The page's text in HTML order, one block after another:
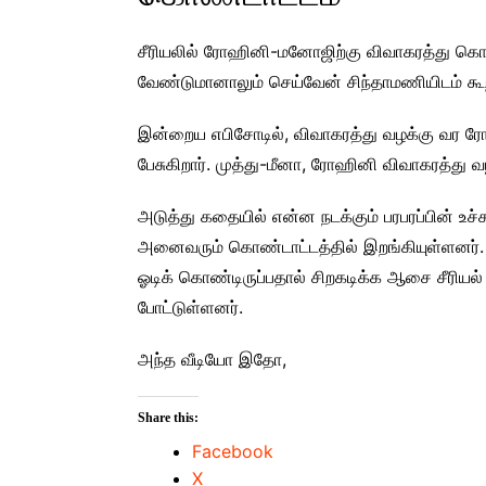
சீரியலில் ரோஹினி-மனோஜிற்கு விவாகரத்து
வேண்டுமானாலும் செய்வேன் சிந்தாமணியிடம்
இன்றைய எபிசோடில், விவாகரத்து வழக்கு வர
பேசுகிறார். முத்து-மீனா, ரோஹினி விவாகரத்து
அடுத்து கதையில் என்ன நடக்கும் பரபரப்பின்
அனைவரும் கொண்டாட்டத்தில் இறங்கியுள்ளனர்.
ஓடிக் கொண்டிருப்பதால் சிறகடிக்க ஆசை
போட்டுள்ளனர்.
அந்த வீடியோ இதோ,
Share this:
Facebook
X